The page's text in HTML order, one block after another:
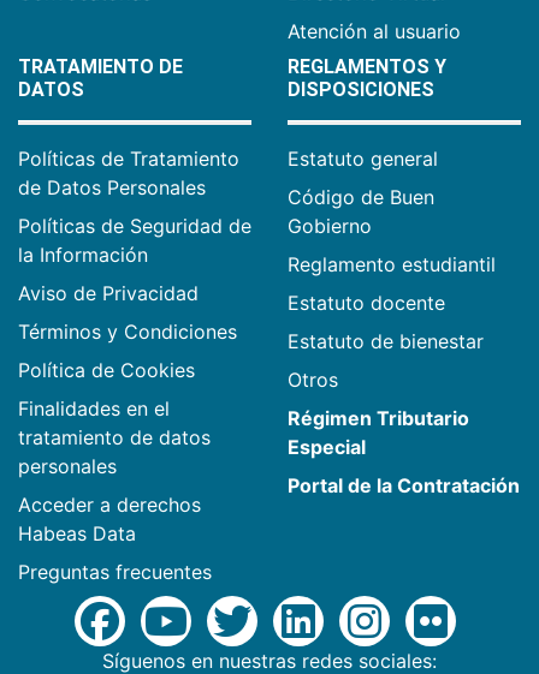
Atención al usuario
TRATAMIENTO DE
DATOS
Políticas de Tratamiento
de Datos Personales
Políticas de Seguridad de
la Información
Aviso de Privacidad
Términos y Condiciones
Política de Cookies
Finalidades en el
tratamiento de datos
personales
Acceder a derechos
Habeas Data
Preguntas frecuentes
REGLAMENTOS Y
DISPOSICIONES
Estatuto general
Código de Buen
Gobierno
Reglamento estudiantil
Estatuto docente
Estatuto de bienestar
Otros
Régimen Tributario
Especial
Portal de la Contratación
Síguenos en nuestras redes sociales: